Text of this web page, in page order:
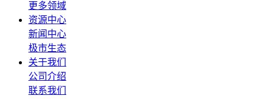
更多领域
资源中心
新闻中心
极市生态
关于我们
公司介绍
联系我们